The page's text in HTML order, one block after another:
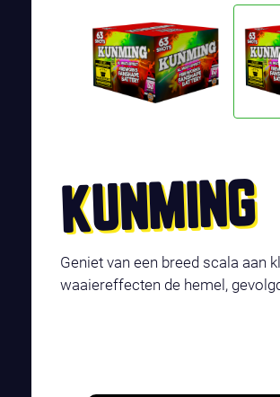
KUNMING
Geniet van een breed scala aan
waaiereffecten de hemel,